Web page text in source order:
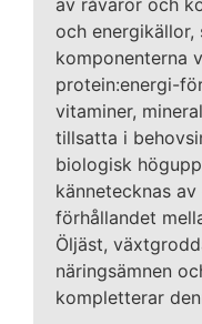
och energikällor,
komponenterna
protein:energi-
vitaminer,
tillsatta i
biologisk
kännetecknas
förhållandet
Öljäst,
näringsämnen
kompletterar